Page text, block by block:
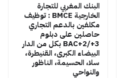
البنك المغربي للتجارة
الخارجية BMCE : توظيف
مكلفين بالدعم التجاري
حاصلين على دبلوم
BAC+2/+3 بكل من الدار
البيضاء الكبرى، القنيطرة،
سلا، الحسيمة، الناظور
والنواحي